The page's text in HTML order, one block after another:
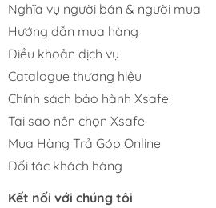
Nghĩa vụ người bán & người mua
Hướng dẫn mua hàng
Điều khoản dịch vụ
Catalogue thương hiệu
Chính sách bảo hành Xsafe
Tại sao nên chọn Xsafe
Mua Hàng Trả Góp Online
Đối tác khách hàng
Kết nối với chúng tôi